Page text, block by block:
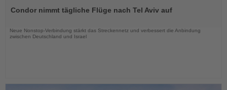
die
Condor nimmt tägliche Flüge nach Tel Aviv auf
Neue Nonstop-Verbindung stärkt das Streckennetz und verbessert die Anbindung
zwischen Deutschland und Israel